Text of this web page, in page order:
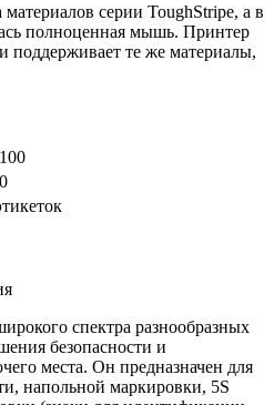
серии ToughStripe, а в
полноценная мышь. Принтер
поддерживает те же материалы,
спектра разнообразных
безопасности и
места. Он предназначен для
напольной маркировки, 5S